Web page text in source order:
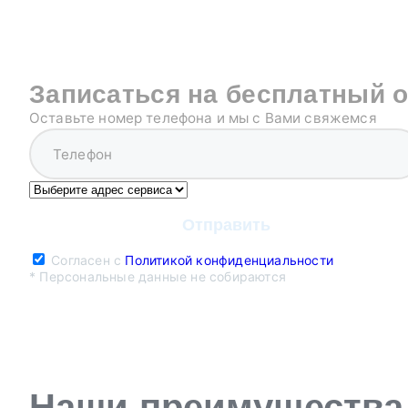
Записаться на бесплатный
Оставьте номер телефона и мы с Вами свяжемся
Согласен с Политикой конфиденциальности
* Персональные данные не собираются